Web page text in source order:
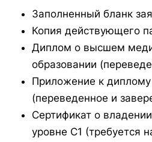
Заполненный бланк
Копия действующего
Диплом о высшем
образовании
Приложение к
(переведенное и
Сертификат о
уровне C1 (требуется